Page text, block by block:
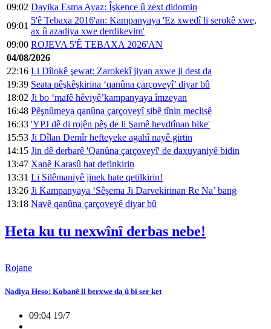
09:02 Dayika Esma Ayaz: Îşkence û zext didomin
09:01
5'ê Tebaxa 2016'an: Kampanyaya 'Ez xwedî li serokê xwe,
ax û azadiya xwe derdikevim'
09:00 ROJEVA 5'Ê TEBAXA 2026'AN
04/08/2026
22:16 Li Dîlokê şewat: Zarokekî jiyan axwe ji dest da
19:39 Seata pêşkêşkirina ‘qanûna çarçoveyî’ diyar bû
18:02 Ji bo ‘mafê hêviyê’kampanyaya îmzeyan
16:48 Pêşnûmeya qanûna çarçoveyî sibê tînin meclisê
16:33 'YPJ dê di rojên pêş de li Şamê hevdtînan bike'
15:53 Ji Dîlan Demîr hefteyeke agahî nayê girtin
14:15 Jin dê derbarê 'Qanûna çarçoveyî' de daxuyaniyê bidin
13:47 Xanê Karasû hat definkirin
13:31 Li Silêmaniyê jinek hate qetilkirin!
13:26 Ji Kampanyaya ‘Sêşema Ji Darvekirinan Re Na’ bang
13:18 Navê qanûna çarçoveyê diyar bû
Heta ku tu nexwînî derbas nebe!
Rojane
Nadiya Heso: Kobanê li berxwe da û bi ser ket
09:04 19/7